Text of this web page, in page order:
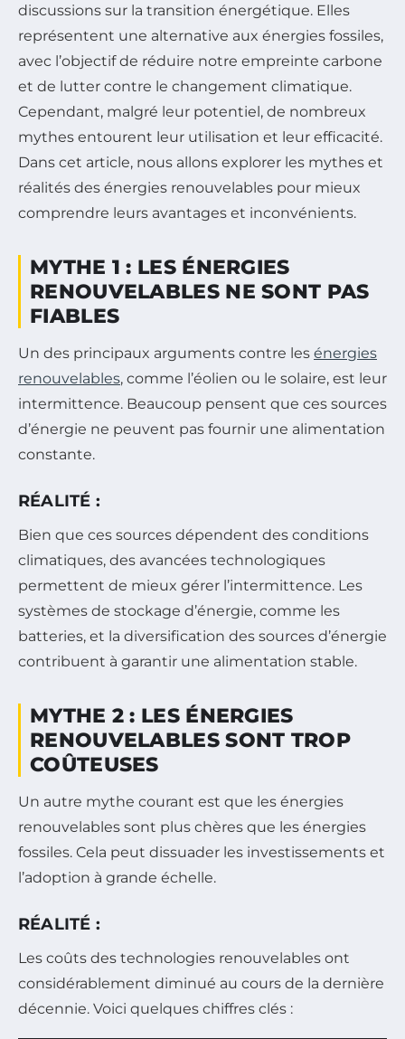
discussions sur la transition énergétique. Elles
représentent une alternative aux énergies fossiles,
avec l’objectif de réduire notre empreinte carbone
et de lutter contre le changement climatique.
Cependant, malgré leur potentiel, de nombreux
mythes entourent leur utilisation et leur efficacité.
Dans cet article, nous allons explorer les mythes et
réalités des énergies renouvelables pour mieux
comprendre leurs avantages et inconvénients.
MYTHE 1 : LES ÉNERGIES
RENOUVELABLES NE SONT PAS
FIABLES
Un des principaux arguments contre les énergies
renouvelables, comme l’éolien ou le solaire, est leur
intermittence. Beaucoup pensent que ces sources
d’énergie ne peuvent pas fournir une alimentation
constante.
RÉALITÉ :
Bien que ces sources dépendent des conditions
climatiques, des avancées technologiques
permettent de mieux gérer l’intermittence. Les
systèmes de stockage d’énergie, comme les
batteries, et la diversification des sources d’énergie
contribuent à garantir une alimentation stable.
MYTHE 2 : LES ÉNERGIES
RENOUVELABLES SONT TROP
COÛTEUSES
Un autre mythe courant est que les énergies
renouvelables sont plus chères que les énergies
fossiles. Cela peut dissuader les investissements et
l’adoption à grande échelle.
RÉALITÉ :
Les coûts des technologies renouvelables ont
considérablement diminué au cours de la dernière
décennie. Voici quelques chiffres clés :